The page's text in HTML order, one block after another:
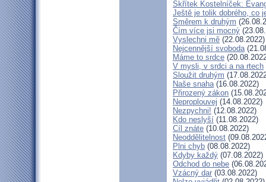
Skřítek Kostelníček:
Ještě je tolik dobrého, co
Směrem k druhým
Čím více jsi mocný
Vyslechni mě (22.08.2022)
Nejcennější svoboda
Máme to srdce
V mysli, v srdci a na rtech
Sloužit druhým
Naše snaha(16.08.2022)
Přirozený zákon
Neproplouvej (14.08.2022)
Nezpychni! (12.08.2022)
Kdo neslyší (11.08.2022)
Cíl znáte (10.08.2022)
Neoddělitelnost
Plni chyb (08.08.2022)
Kdyby každý (07.08.2022)
Odchod do nebe
Vzácný dar (03.08.2022)